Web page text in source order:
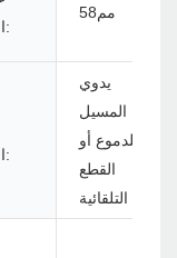
الورق:
مم58
الورق:
يدوي
المسيل
للدموع أو
القطع
التلقائية